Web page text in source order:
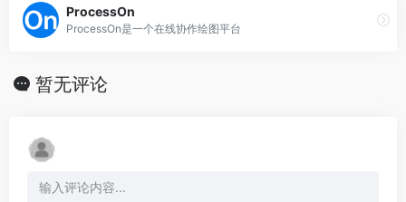
ProcessOn
ProcessOn是一个在线协作绘图平台
暂无评论